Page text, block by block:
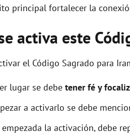
principal fortalecer la
activa este
el Código Sagrado para
lugar se debe tener fé y
a activarlo se debe
empezada la activación, debe